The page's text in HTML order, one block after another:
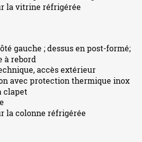
la vitrine réfrigérée
gauche ; dessus en post-formé;
à rebord
accès extérieur
avec protection thermique inox
clapet
la colonne réfrigérée